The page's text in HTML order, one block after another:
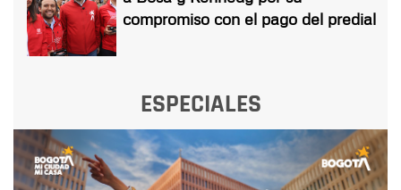
compromiso con el pago del predial
ESPECIALES